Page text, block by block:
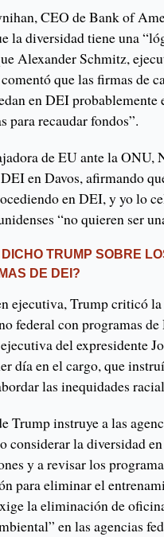
CEO de Bank of
la diversidad tiene una
Alexander Schmitz,
que las firmas de
en DEI probablemente
para recaudar fondos”.
de EU ante la ONU,
en Davos, afirmando
en DEI, y yo lo
“no quieren ser
TRUMP SOBRE
DE DEI?
ejecutiva, Trump criticó
federal con programas
del expresidente
día en el cargo, que
las inequidades
Trump instruye a las
considerar la diversidad
y a revisar los
para eliminar el
la eliminación de
en las agencias